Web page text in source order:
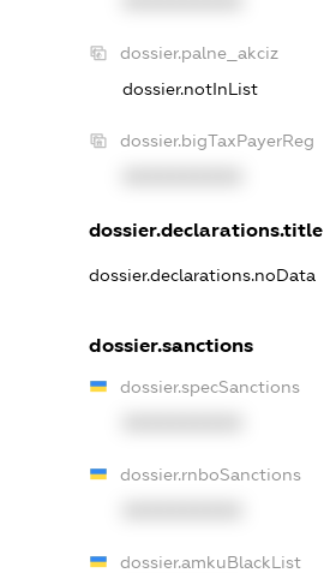
dossier.palne_akciz
dossier.notInList
dossier.bigTaxPayerReg
dossier.declarations.title
dossier.declarations.noData
dossier.sanctions
dossier.specSanctions
dossier.rnboSanctions
dossier.amkuBlackList